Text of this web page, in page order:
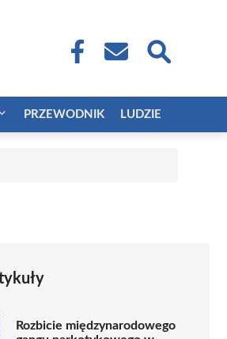
PRZEWODNIK LUDZIE
Rozbicie międzynarodowego